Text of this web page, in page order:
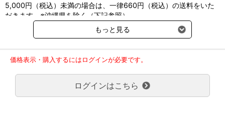
●内容量：20ml
5,000円（税込）未満の場合は、一律660円（税込）の送料をいた
だきます。※沖縄県を除く（下記参照）
※2017年11月14日（火）より沖縄県へのお届けにつきましては、1
回のご注文金額（税込）が、30,000円以上で配送無料となります。
ご了承のほどよろしくお願い致します。
弊社都合でお届けが２回以上に分かれる場合の送料負担は、１回分
のみで新たな送料は発生しません。
大型商品送料が必要な商品をご注文の場合は、大型商品送料のみご
負担頂きます。
もっと見る
価格表示・購入するにはログインが必要です。
ログインはこちら